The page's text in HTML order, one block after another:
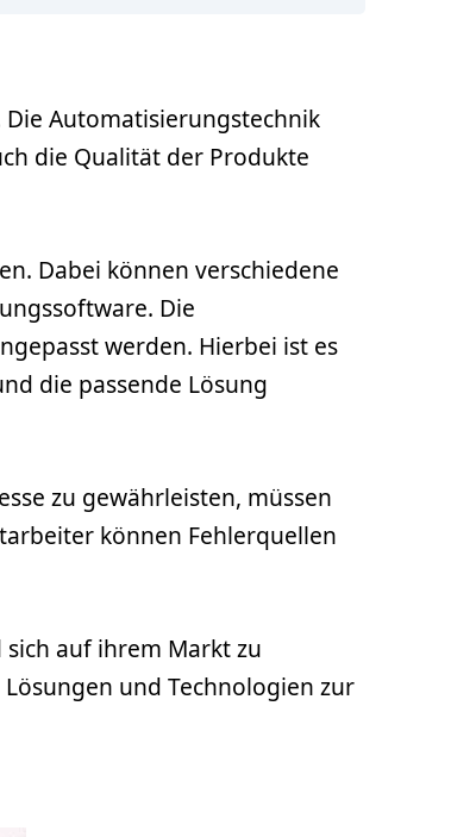
Automatisierungstechnik
die Qualität der Produkte
Dabei können verschiedene
Die
werden. Hierbei ist es
die passende Lösung
zu gewährleisten, müssen
können Fehlerquellen
auf ihrem Markt zu
und Technologien zur